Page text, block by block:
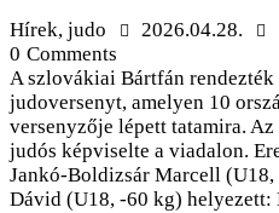
Hírek, judo 2026.04.28.
0 Comments
A szlovákiai Bártfán
judoversenyt, amelyen 10
versenyzője lépett tatamira.
judós képviselte a viadalon.
Jankó-Boldizsár Marcell
Dávid (U18, -60 kg)